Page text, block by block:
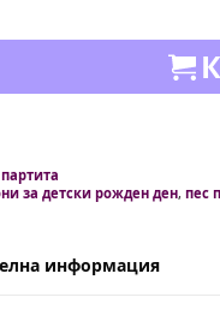
за детски рожден ден, пес
информация